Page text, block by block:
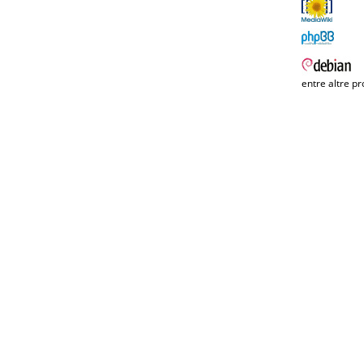
entre altre